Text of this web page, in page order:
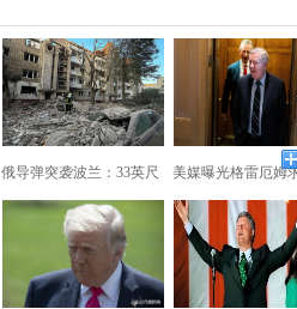
俄导弹突袭波兰：33英尺
巨坑
美媒曝光格雷厄姆
节，